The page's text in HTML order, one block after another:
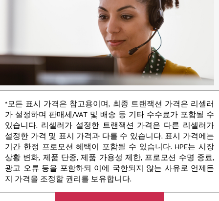
*모든 표시 가격은 참고용이며, 최종 트랜잭션 가격은 리셀러
가 설정하며 판매세/VAT 및 배송 등 기타 수수료가 포함될 수
있습니다. 리셀러가 설정한 트랜잭션 가격은 다른 리셀러가
설정한 가격 및 표시 가격과 다를 수 있습니다. 표시 가격에는
기간 한정 프로모션 혜택이 포함될 수 있습니다. HPE는 시장
상황 변화, 제품 단종, 제품 가용성 제한, 프로모션 수명 종료,
광고 오류 등을 포함하되 이에 국한되지 않는 사유로 언제든
지 가격을 조정할 권리를 보유합니다.